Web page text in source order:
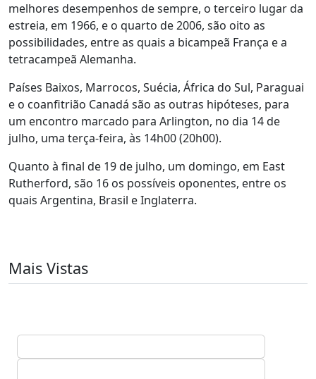
melhores desempenhos de sempre, o terceiro lugar da
estreia, em 1966, e o quarto de 2006, são oito as
possibilidades, entre as quais a bicampeã França e a
tetracampeã Alemanha.
Países Baixos, Marrocos, Suécia, África do Sul, Paraguai
e o coanfitrião Canadá são as outras hipóteses, para
um encontro marcado para Arlington, no dia 14 de
julho, uma terça-feira, às 14h00 (20h00).
Quanto à final de 19 de julho, um domingo, em East
Rutherford, são 16 os possíveis oponentes, entre os
quais Argentina, Brasil e Inglaterra.
Mais Vistas